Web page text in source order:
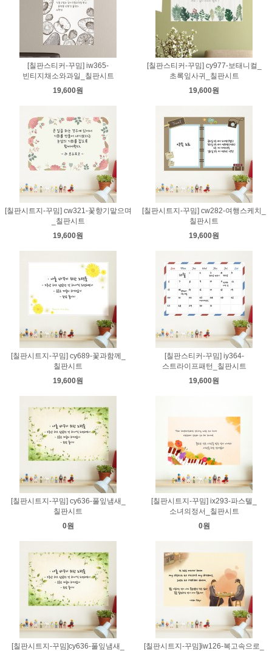
[칠판스티커-꾸밈] iw365-
빈티지채소와과일_칠판시트
19,600원
[칠판스티커-꾸밈] cy977-보태니컬_
초록잎사귀_칠판시트
19,600원
[칠판시트지-꾸밈] cw321-꽃향기맡으며
_칠판시트
19,600원
[칠판시트지-꾸밈] cw282-여행스케치_
칠판시트
19,600원
[칠판시트지-꾸밈] cy689-꽃과함께_
칠판시트
19,600원
[칠판스티커-꾸밈] iy364-
스트라이프패턴_칠판시트
19,600원
[칠판시트지-꾸밈] cy636-풀잎냄새_
칠판시트
0원
[칠판시트지-꾸밈] ix293-파스텔_
소녀의정서_칠판시트
0원
[칠판시트지-꾸밈]cy636-풀잎냄새_
[칠판시트지-꾸밈]iw126-복고속으로_